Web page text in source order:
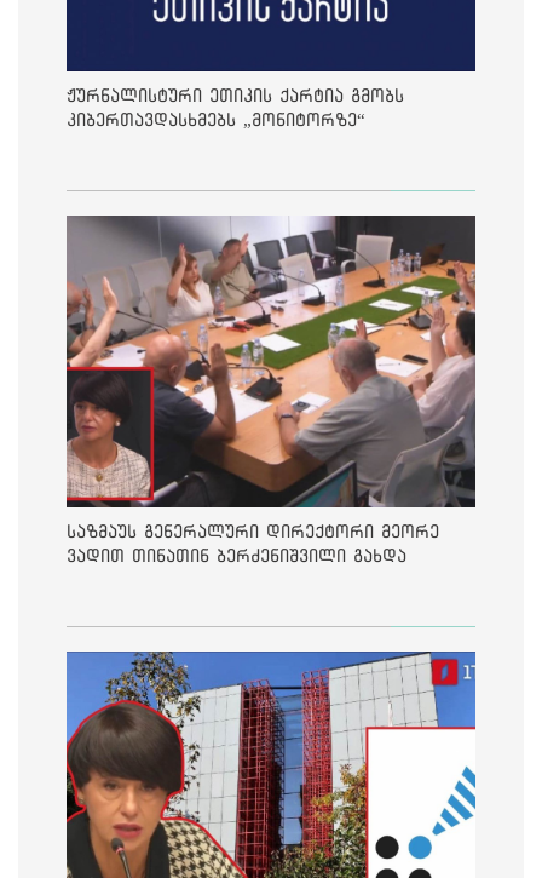
ჟურნალისტური ეთიკის ქარტია გმობს
კიბერთავდასხმებს „მონიტორზე“
საზმაუს გენერალური დირექტორი მეორე
ვადით თინათინ ბერძენიშვილი გახდა